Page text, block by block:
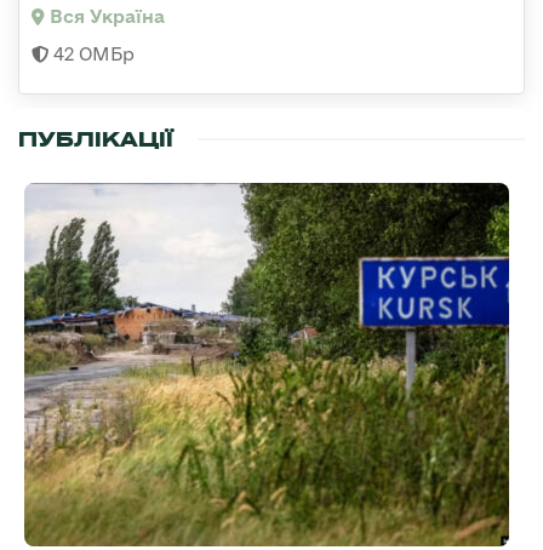
Вся Україна
42 ОМБр
ПУБЛІКАЦІЇ